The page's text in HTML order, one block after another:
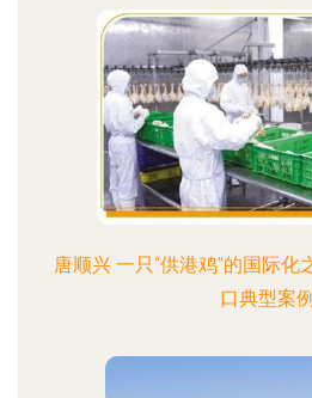
唐顺兴 一只“供港鸡”的国际
口典型案